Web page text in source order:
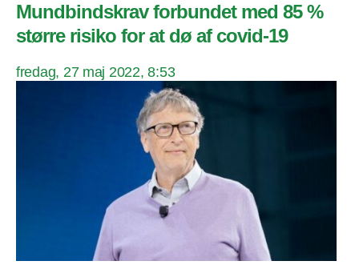
Mundbindskrav forbundet med 85 %
større risiko for at dø af covid-19
fredag, 27 maj 2022, 8:53